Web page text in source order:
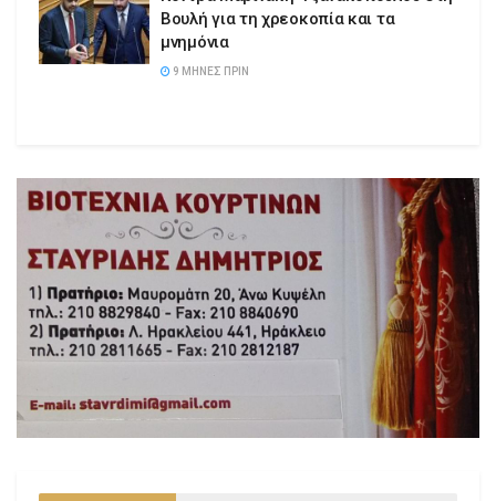
Βουλή για τη χρεοκοπία και τα
μνημόνια
9 ΜΉΝΕΣ ΠΡΙΝ